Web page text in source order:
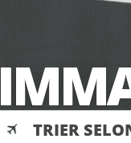
TRIER